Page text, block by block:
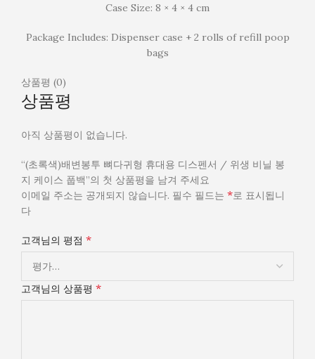
Case Size: 8 × 4 × 4 cm
Package Includes: Dispenser case + 2 rolls of refill poop
bags
상품평 (0)
상품평
아직 상품평이 없습니다.
“(초록색)배변봉투 뼈다귀형 휴대용 디스펜서 / 위생 비닐 봉
지 케이스 풉백”의 첫 상품평을 남겨 주세요
이메일 주소는 공개되지 않습니다. 필수 필드는 *로 표시됩니
다
고객님의 평점 *
고객님의 상품평 *